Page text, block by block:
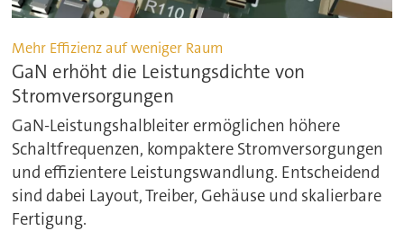
Mehr Effizienz auf weniger Raum
GaN erhöht die Leistungsdichte von
Stromversorgungen
GaN-Leistungshalbleiter ermöglichen höhere
Schaltfrequenzen, kompaktere Stromversorgungen
und effizientere Leistungswandlung. Entscheidend
sind dabei Layout, Treiber, Gehäuse und skalierbare
Fertigung.